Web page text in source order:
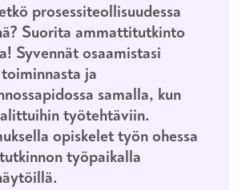
prosessiteollisuudessa
Suorita ammattitutkinto
Syvennät osaamistasi
ja
samalla, kun
työtehtäviin.
opiskelet työn ohessa
työpaikalla